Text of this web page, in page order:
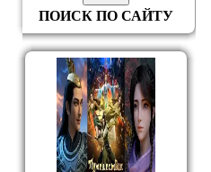
ПОИСК ПО САЙТУ